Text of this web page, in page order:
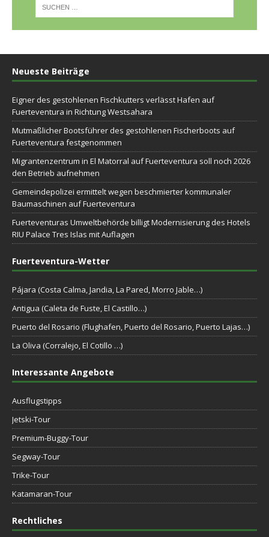
Neueste Beiträge
Eigner des gestohlenen Fischkutters verlässt Hafen auf
Fuerteventura in Richtung Westsahara
Mutmaßlicher Bootsführer des gestohlenen Fischerboots auf
Fuerteventura festgenommen
Migrantenzentrum in El Matorral auf Fuerteventura soll noch 2026
den Betrieb aufnehmen
Gemeindepolizei ermittelt wegen beschmierter kommunaler
Baumaschinen auf Fuerteventura
Fuerteventuras Umweltbehörde billigt Modernisierung des Hotels
RIU Palace Tres Islas mit Auflagen
Fuerteventura-Wetter
Pájara (Costa Calma, Jandia, La Pared, Morro Jable…)
Antigua (Caleta de Fuste, El Castillo…)
Puerto del Rosario (Flughafen, Puerto del Rosario, Puerto Lajas…)
La Oliva (Corralejo, El Cotillo …)
Interessante Angebote
Ausflugstipps
Jetski-Tour
Premium-Buggy-Tour
Segway-Tour
Trike-Tour
Katamaran-Tour
Rechtliches